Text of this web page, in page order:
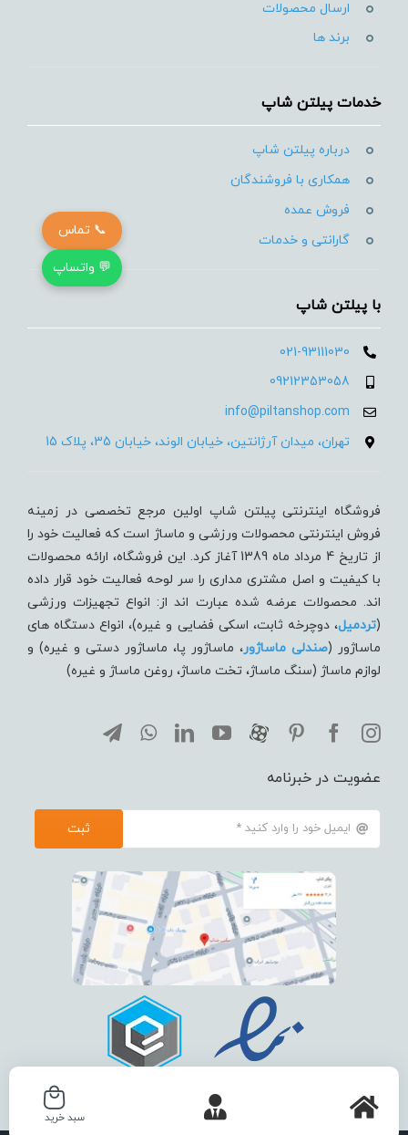
ارسال محصولات
برند ها
خدمات پیلتن شاپ
درباره پیلتن شاپ
همکاری با فروشندگان
فروش عمده
گارانتی و خدمات
با پیلتن شاپ
021-93111030
09212353058
info@piltanshop.com
تهران، میدان آرژانتین، خیابان الوند، خیابان 35، پلاک 15
فروشگاه اینترنتی پیلتن شاپ اولین مرجع تخصصی در زمینه
فروش اینترنتی محصولات ورزشی و ماساژ است که فعالیت خود را
از تاریخ 4 مرداد ماه 1389 آغاز کرد. این فروشگاه، ارائه محصولات
با کیفیت و اصل مشتری مداری را سر لوحه فعالیت خود قرار داده
اند. محصولات عرضه شده عبارت اند از: انواع تجهیزات ورزشی
(تردميل، دوچرخه ثابت، اسکی فضایی و غیره)، انواع دستگاه های
ماساژور (صندلی ماساژور، ماساژور پا، ماساژور دستی و غیره) و
لوازم ماساژ (سنگ ماساژ، تخت ماساژ، روغن ماساژ و غیره)
عضویت در خبرنامه
ثبت
📞 تماس
💬 واتساپ
سبد خرید